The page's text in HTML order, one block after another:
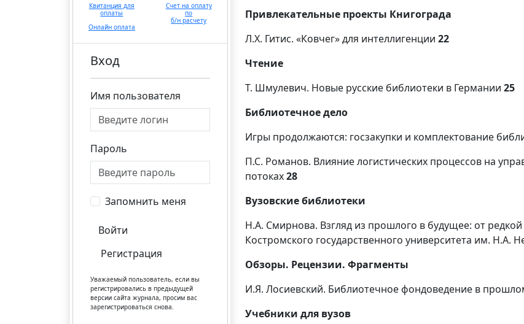
Квитанция для
оплаты
Онлайн оплата
Счет на оплату
по
б/н расчету
Вход
Имя пользователя
Пароль
Запомнить меня
Войти
Регистрация
Уважаемый пользователь, если вы
регистрировались в предыдущей
версии сайта журнала, просим вас
зарегистрироваться снова.
Привлекательные проекты Книгограда
Л.Х. Гитис. «Ковчег» для интеллигенции 22
Чтение
Т. Шмулевич. Новые русские библиотеки в Германии 25
Библиотечное дело
Игры продолжаются: госзакупки и комплектование
П.С. Романов. Влияние логистических процессов на
потоках28
Вузовские библиотеки
Н.А. Смирнова. Взгляд из прошлого в будущее: от
Костромского государственного университета им. Н.А.
Обзоры. Рецензии. Фрагменты
И.Я. Лосиевский. Библиотечное фондоведение в
Учебники для вузов